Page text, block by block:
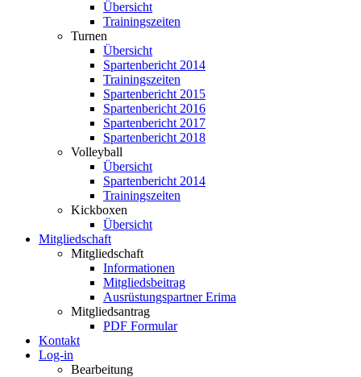
Übersicht
Trainingszeiten
Turnen
Übersicht
Spartenbericht 2014
Trainingszeiten
Spartenbericht 2015
Spartenbericht 2016
Spartenbericht 2017
Spartenbericht 2018
Volleyball
Übersicht
Spartenbericht 2014
Trainingszeiten
Kickboxen
Übersicht
Mitgliedschaft
Mitgliedschaft
Informationen
Mitgliedsbeitrag
Ausrüstungspartner Erima
Mitgliedsantrag
PDF Formular
Kontakt
Log-in
Bearbeitung